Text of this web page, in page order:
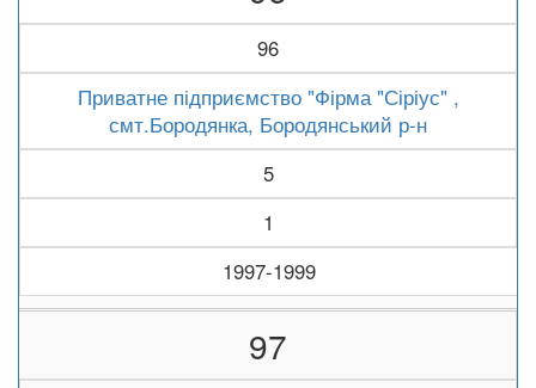
96
Приватне підприємство "Фірма "Сіріус" ,
смт.Бородянка, Бородянський р-н
5
1
1997-1999
97